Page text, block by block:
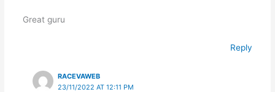
Great guru
Reply
RACEVAWEB
23/11/2022 AT 12:11 PM